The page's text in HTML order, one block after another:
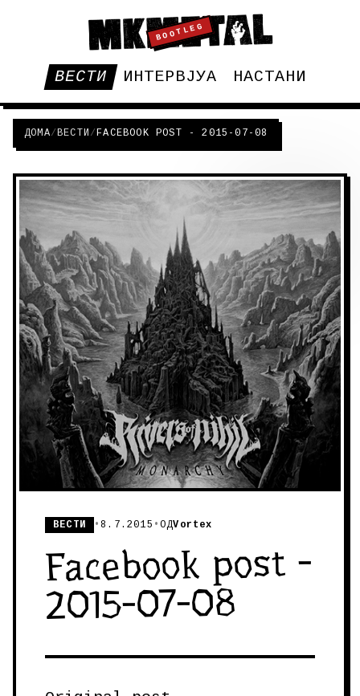
BOOTLEG
ВЕСТИ ИНТЕРВЈУА НАСТАНИ
ДОМА/ВЕСТИ /FACEBOOK POST - 2015-07-08
ВЕСТИ •8.7.2015 •ОДVortex
Facebook post -
2015-07-08